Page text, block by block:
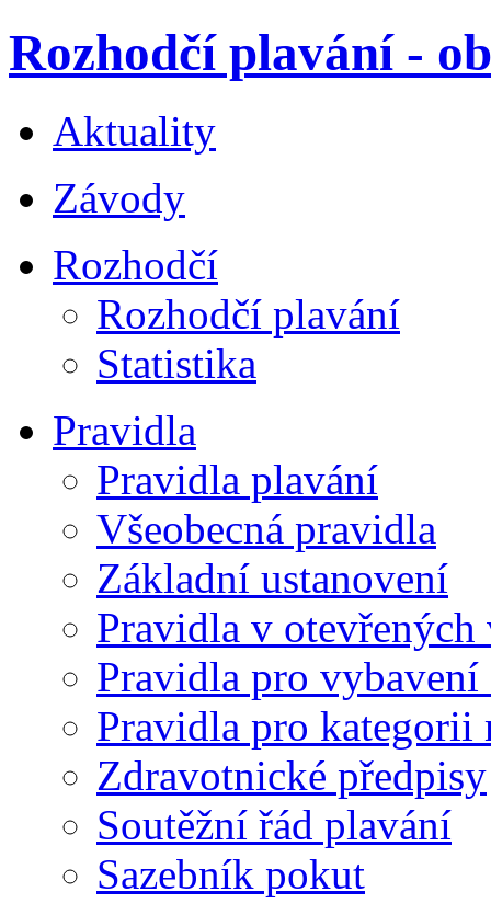
Rozhodčí plavání -
Aktuality
Závody
Rozhodčí
Rozhodčí plavání
Statistika
Pravidla
Pravidla plavání
Všeobecná pravidla
Základní ustanovení
Pravidla v otevřených
Pravidla pro vybavení
Pravidla pro kategorii
Zdravotnické předpisy
Soutěžní řád plavání
Sazebník pokut